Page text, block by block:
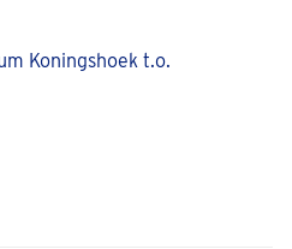
Koningshoek t.o.